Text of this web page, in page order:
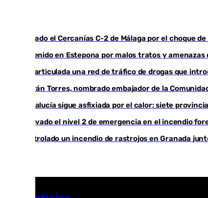
Cortado el Cercanías C-2 de Málaga por el choque
Detenido en Estepona por malos tratos y
Desarticulada una red de tráfico de drogas que
Ferrán Torres, nombrado embajador de la
Andalucía sigue asfixiada por el calor: siete
Activado el nivel 2 de emergencia en el incendio
Controlado un incendio de rastrojos en Granada